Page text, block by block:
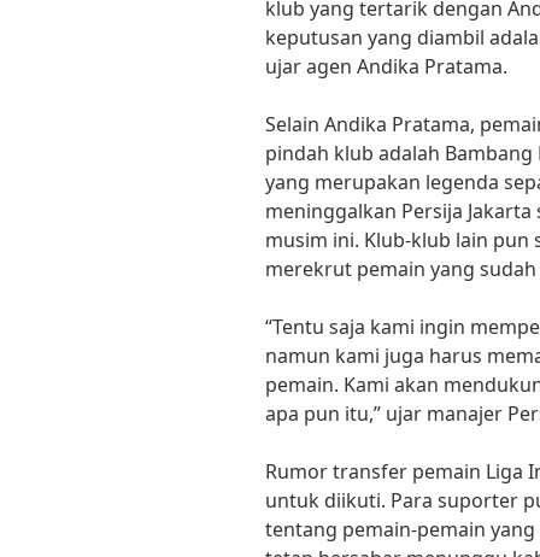
klub yang tertarik dengan
keputusan yang diambil
ujar agen Andika Pratama.
Selain Andika Pratama,
pindah klub adalah
yang merupakan legenda
meninggalkan Persija
musim ini. Klub-klub lain
merekrut pemain yang
“Tentu saja kami ingin
namun kami juga harus
pemain. Kami akan
apa pun itu,” ujar manajer
Rumor transfer pemain Liga
untuk diikuti. Para suporter
tentang pemain-pemain